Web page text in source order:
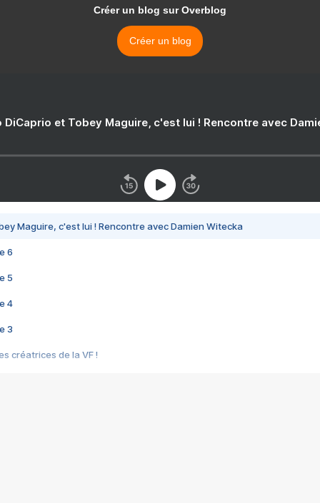
Créer un blog sur Overblog
Créer un blog
DiCaprio et Tobey Maguire, c'est lui ! Rencontre avec
Maguire, c'est lui ! Rencontre avec Damien Witecka
6
5
4
3
créatrices de la VF !